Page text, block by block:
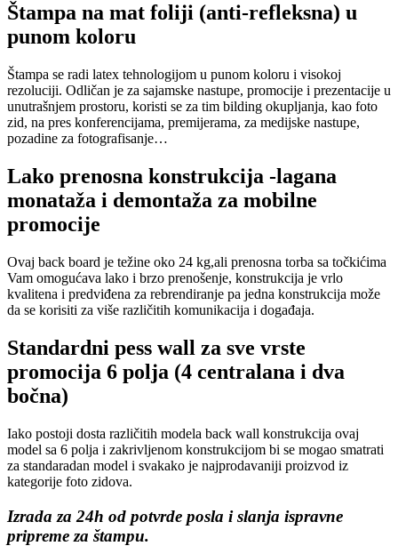
Štampa na mat foliji (anti-refleksna) u
punom koloru
Štampa se radi latex tehnologijom u punom koloru i visokoj
rezoluciji. Odličan je za sajamske nastupe, promocije i prezentacije u
unutrašnjem prostoru, koristi se za tim bilding okupljanja, kao foto
zid, na pres konferencijama, premijerama, za medijske nastupe,
pozadine za fotografisanje…
Lako prenosna konstrukcija -lagana
monataža i demontaža za mobilne
promocije
Ovaj back board je težine oko 24 kg,ali prenosna torba sa točkićima
Vam omogućava lako i brzo prenošenje, konstrukcija je vrlo
kvalitena i predviđena za rebrendiranje pa jedna konstrukcija može
da se korisiti za više različitih komunikacija i događaja.
Standardni pess wall za sve vrste
promocija 6 polja (4 centralana i dva
bočna)
Iako postoji dosta različitih modela back wall konstrukcija ovaj
model sa 6 polja i zakrivljenom konstrukcijom bi se mogao smatrati
za standaradan model i svakako je najprodavaniji proizvod iz
kategorije foto zidova.
Izrada za 24h od potvrde posla i slanja ispravne
pripreme za štampu.